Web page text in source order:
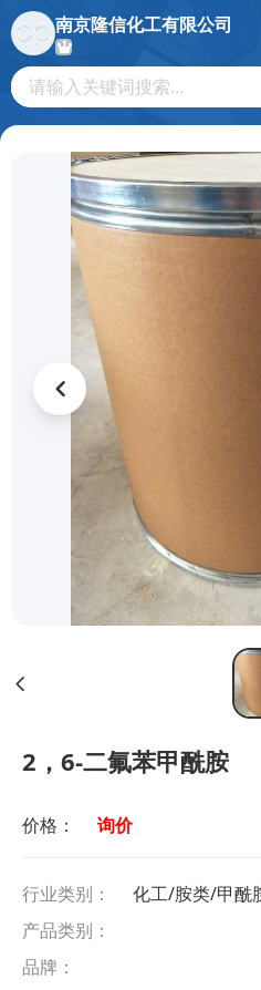
南京隆信化工有限公司
2，6-二氟苯甲酰胺
价格： 询价
行业类别：
化工/胺类/甲酰
产品类别：
品牌：